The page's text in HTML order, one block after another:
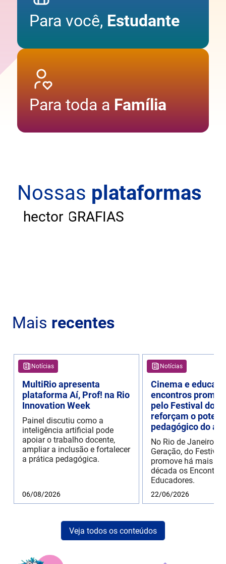
Para você, Estudante
Para toda a Família
Nossas plataformas
ANDAR
CARTOGRAFIAS
hector
Mais recentes
Notícias
MultiRio apresenta
plataforma Aí, Prof! na Rio
Innovation Week
Painel discutiu como a
inteligência artificial pode
apoiar o trabalho docente,
ampliar a inclusão e fortalecer
a prática pedagógica.
06/08/2026
Notícias
Cinema e
encontros
pelo Festival do
reforçam o
pedagógico do
No Rio de Janeiro, o
Geração, do Festival
promove há mais de
década os
Educadores.
22/06/2026
Veja todos os conteúdos